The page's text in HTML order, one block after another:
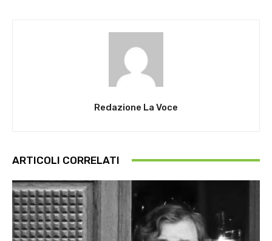
Redazione La Voce
ARTICOLI CORRELATI